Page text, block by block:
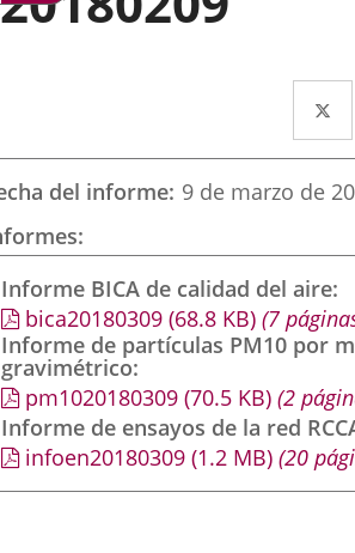
a
del informe 9 de marzo de
Informe BICA de calidad del aire
bica20180309 (68.8 KB) (7
Informe de partículas PM10 por
gravimétrico
pm1020180309 (70.5 KB) (2
Informe de ensayos de la red
infoen20180309 (1.2 MB) (20